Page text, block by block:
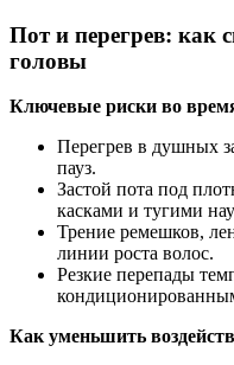
Пот и перегрев: как
головы
Ключевые риски во
Перегрев в душных
пауз.
Застой пота под
касками и тугими
Трение ремешков,
линии роста волос.
Резкие перепады
Как уменьшить